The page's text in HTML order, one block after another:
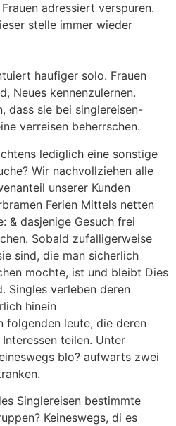
adressiert verspuren.
stelle immer wieder
haufiger solo. Frauen
Neues kennenzulernen.
dass sie bei singlereisen-
verreisen beherrschen.
lediglich eine sonstige
Wir nachvollziehen alle
unserer Kunden
Ferien Mittels netten
& dasjenige Gesuch frei
Sobald zufalligerweise
sind, die man sicherlich
mochte, ist und bleibt Dies
Singles verleben deren
hinein
folgenden leute, die deren
teilen. Unter
blo? aufwarts zwei
Singlereisen bestimmte
Keineswegs, di es